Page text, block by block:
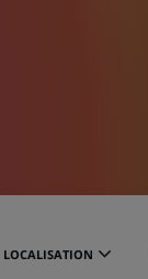
LOCALISATION